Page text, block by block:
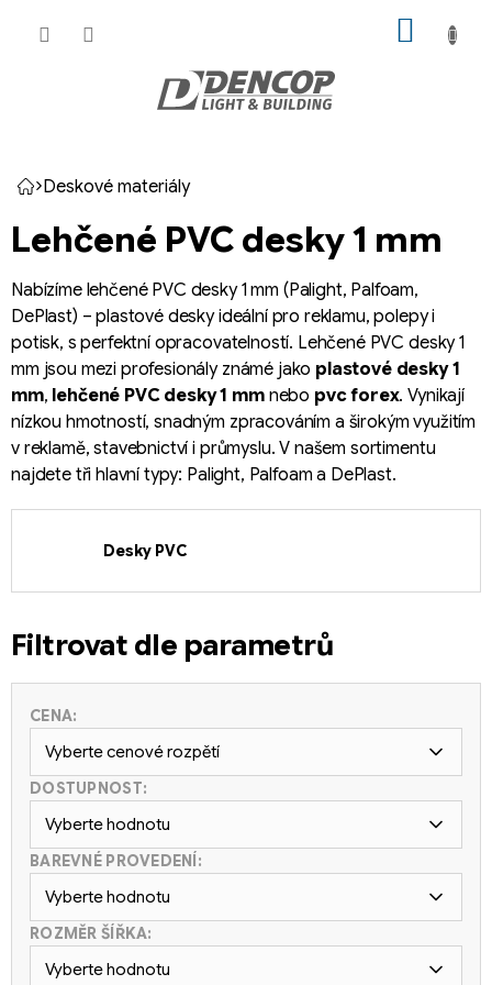
Domů
Deskové materiály
Lehčené PVC desky 1 mm
Nabízíme lehčené PVC desky 1 mm (Palight, Palfoam,
DePlast) – plastové desky ideální pro reklamu, polepy i
potisk, s perfektní opracovatelností. Lehčené PVC desky 1
mm jsou mezi profesionály známé jako plastové desky 1
mm, lehčené PVC desky 1 mmnebo pvc forex. Vynikají
nízkou hmotností, snadným zpracováním a širokým využitím
v reklamě, stavebnictví i průmyslu. V našem sortimentu
najdete tři hlavní typy: Palight, Palfoam a DePlast.
Desky PVC
Filtrovat dle parametrů
CENA:
Vyberte cenové rozpětí
DOSTUPNOST:
Vyberte hodnotu
BAREVNÉ PROVEDENÍ:
Vyberte hodnotu
ROZMĚR ŠÍŘKA:
Vyberte hodnotu